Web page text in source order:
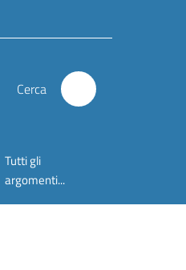
Cerca
Tutti gli
argomenti...